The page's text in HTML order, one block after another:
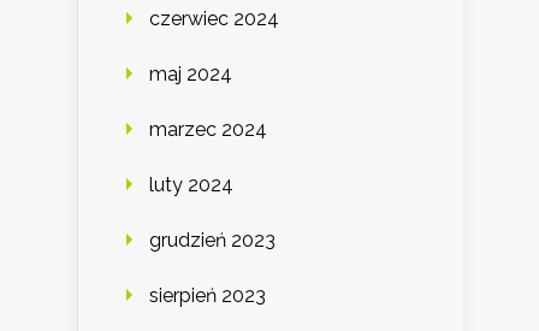
czerwiec 2024
maj 2024
marzec 2024
luty 2024
grudzień 2023
sierpień 2023